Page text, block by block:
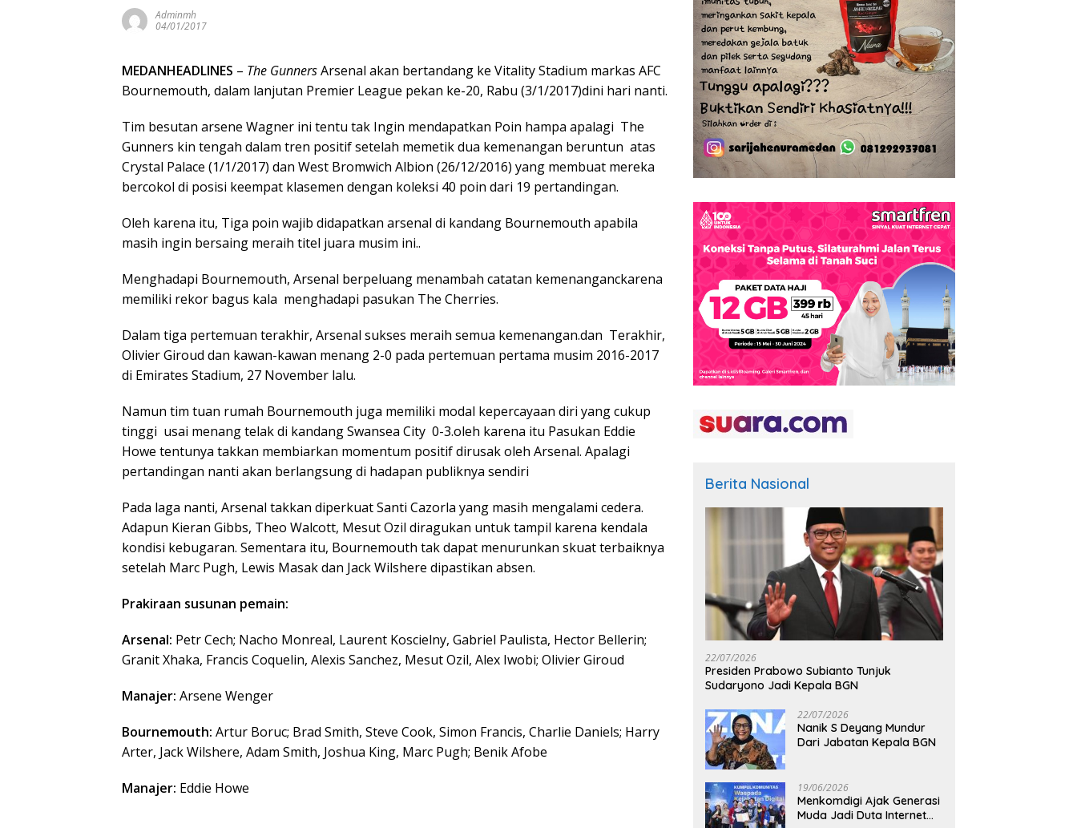
Adminmh
04/01/2017
MEDANHEADLINES – The GunnersArsenal akan bertandang ke Vitality Stadium markas AFC
Bournemouth, dalam lanjutan Premier League pekan ke-20, Rabu (3/1/2017)dini hari nanti.
Tim besutan arsene Wagner ini tentu tak Ingin mendapatkan Poin hampa apalagi The
Gunners kin tengah dalam tren positif setelah memetik dua kemenangan beruntun atas
Crystal Palace (1/1/2017) dan West Bromwich Albion (26/12/2016) yang membuat mereka
bercokol di posisi keempat klasemen dengan koleksi 40 poin dari 19 pertandingan.
Oleh karena itu, Tiga poin wajib didapatkan arsenal di kandang Bournemouth apabila
masih ingin bersaing meraih titel juara musim ini..
Menghadapi Bournemouth, Arsenal berpeluang menambah catatan kemenanganckarena
memiliki rekor bagus kala menghadapi pasukan The Cherries.
Dalam tiga pertemuan terakhir, Arsenal sukses meraih semua kemenangan.dan Terakhir,
Olivier Giroud dan kawan-kawan menang 2-0 pada pertemuan pertama musim 2016-2017
di Emirates Stadium, 27 November lalu.
Namun tim tuan rumah Bournemouth juga memiliki modal kepercayaan diri yang cukup
tinggi usai menang telak di kandang Swansea City 0-3.oleh karena itu Pasukan Eddie
Howe tentunya takkan membiarkan momentum positif dirusak oleh Arsenal. Apalagi
pertandingan nanti akan berlangsung di hadapan publiknya sendiri
Pada laga nanti, Arsenal takkan diperkuat Santi Cazorla yang masih mengalami cedera.
Adapun Kieran Gibbs, Theo Walcott, Mesut Ozil diragukan untuk tampil karena kendala
kondisi kebugaran. Sementara itu, Bournemouth tak dapat menurunkan skuat terbaiknya
setelah Marc Pugh, Lewis Masak dan Jack Wilshere dipastikan absen.
Prakiraan susunan pemain:
Arsenal: Petr Cech; Nacho Monreal, Laurent Koscielny, Gabriel Paulista, Hector Bellerin;
Granit Xhaka, Francis Coquelin, Alexis Sanchez, Mesut Ozil, Alex Iwobi; Olivier Giroud
Manajer: Arsene Wenger
Bournemouth: Artur Boruc; Brad Smith, Steve Cook, Simon Francis, Charlie Daniels; Harry
Arter, Jack Wilshere, Adam Smith, Joshua King, Marc Pugh; Benik Afobe
Manajer: Eddie Howe
Berita Nasional
22/07/2026
Presiden Prabowo Subianto Tunjuk
Sudaryono Jadi Kepala BGN
22/07/2026
Nanik S Deyang Mundur
Dari Jabatan Kepala BGN
19/06/2026
Menkomdigi Ajak Generasi
Muda Jadi Duta Internet